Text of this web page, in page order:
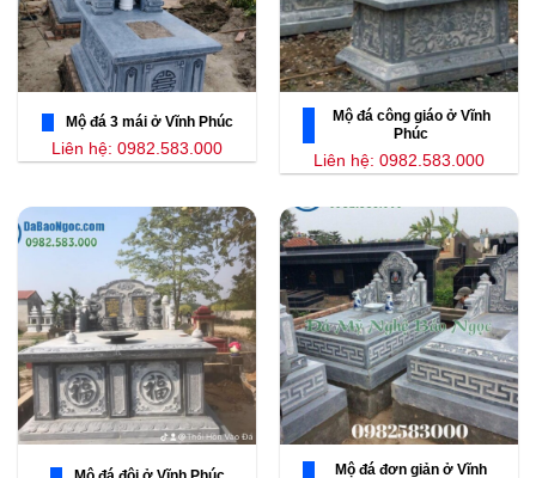
Mộ đá 3 mái ở Vĩnh Phúc
Liên hệ: 0982.583.000
Mộ đá công giáo ở Vĩnh
Phúc
Liên hệ: 0982.583.000
Mộ đá đơn giản ở Vĩnh